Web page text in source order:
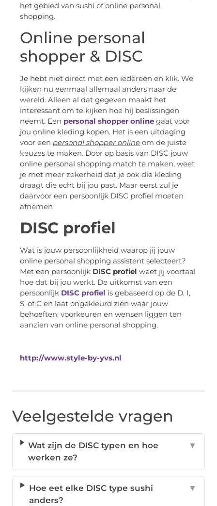
het gebied van sushi of online personal
shopping.
Online personal
shopper & DISC
Je hebt niet direct met een iedereen en klik. We
kijken nu eenmaal allemaal anders naar de
wereld. Alleen al dat gegeven maakt het
interessant om te kijken hoe hij beslissingen
neemt. Een personal shopper online gaat voor
jou online kleding kopen. Het is een uitdaging
voor een personal shopper online om de juiste
keuzes te maken. Door op basis van DISC jouw
online personal shopping match te maken, weet
je met meer zekerheid dat je ook die kleding
draagt die echt bij jou past. Maar eerst zul je
daarvoor een persoonlijk DISC profiel moeten
afnemen
DISC profiel
Wat is jouw persoonlijkheid waarop jij jouw
online personal shopping assistent selecteert?
Met een persoonlijk DISC profiel weet jij voortaal
hoe dat bij jou werkt. De uitkomst van een
persoonlijk DISC profiel is gebaseerd op de D, I,
S, of C en laat ongekleurd zien waar jouw
behoeften, voorkeuren en wensen liggen ten
aanzien van online personal shopping.
http://www.style-by-yvs.nl
Veelgestelde vragen
Wat zijn de DISC typen en hoe
werken ze?
▼
Hoe eet elke DISC type sushi
anders?
▼